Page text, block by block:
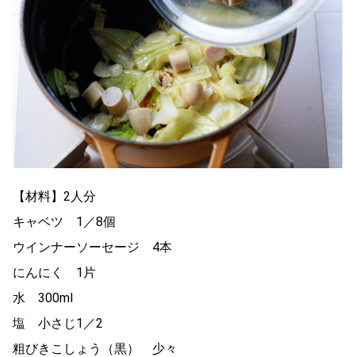
【材料】2人分
キャベツ 1／8個
ウインナーソーセージ 4本
にんにく 1片
水 300ml
塩 小さじ1／2
粗びきこしょう（黒） 少々